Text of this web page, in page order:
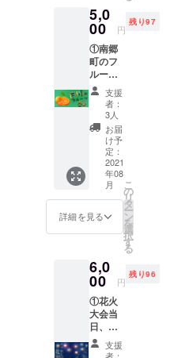
よりお
届け予
定日は
前後す
る可能
性があ
ります
ことを
ご了承
くださ
いま
せ。 ※
内容量
200ml
なりま
す
よって
前後す
る場合
があり
ます）
選びく
ださ
い。 ②
支援者
のお名
前を記
載した
チラシ
データ
とお礼
メール
をお届
けいた
しま
す。 ※
記載を
希望す
ご記入
くださ
い。
載した
チラシ
データ
とお礼
メール
をお届
けいた
しま
す。 ※
入荷の
状況に
よりお
届け時
期は前
後する
可能性
があり
※記載を
るお名
前を備
考欄に
ご記入
くださ
い。
5,0
00 円
残り97
①南郷
町のフ
ルーツ
（南郷
町のみ
かん）
をお届
けしま
す。 ②
支援者
のお名
前を記
載した
チラシ
データ
とお礼
をお届
けいた
しま
す。 ※
記載を
希望す
るお名
前を備
支援
者：
3人
お届
け予
定：
2021
年08
月
詳細を見る
こ
の
リ
タ
ー
ン
を
選
択
す
る
6,0
00 円
残り96
①花火
大会当
日、あ
なたの
ために
支援
者：